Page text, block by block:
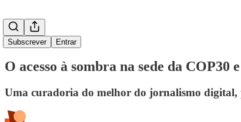
Subscrever Entrar
O acesso à sombra na sede da
Uma curadoria do melhor do jornalismo digital,